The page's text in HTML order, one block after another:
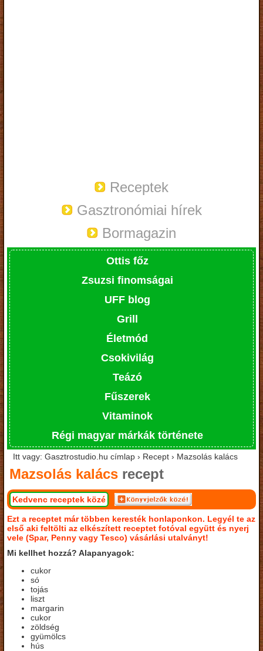
Receptek
Gasztronómiai hírek
Bormagazin
Ottis főz
Zsuzsi finomságai
UFF blog
Grill
Életmód
Csokivilág
Teázó
Fűszerek
Vitaminok
Régi magyar márkák története
Itt vagy: Gasztrostudio.hu címlap › Recept › Mazsolás kalács
Mazsolás kalács recept
Kedvenc receptek közé
Ezt a receptet már többen keresték honlaponkon. Legyél te az
első aki feltölti az elkészített receptet fotóval együtt és nyerj
vele (Spar, Penny vagy Tesco) vásárlási utalványt!
Mi kellhet hozzá? Alapanyagok:
cukor
só
tojás
liszt
margarin
cukor
zöldség
gyümölcs
hús